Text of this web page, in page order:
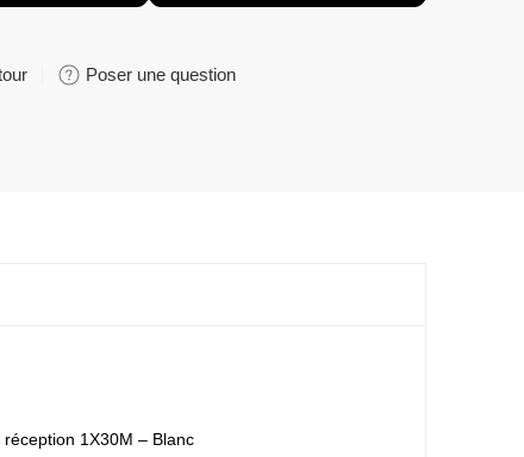
Poser une question
réception 1X30M – Blanc